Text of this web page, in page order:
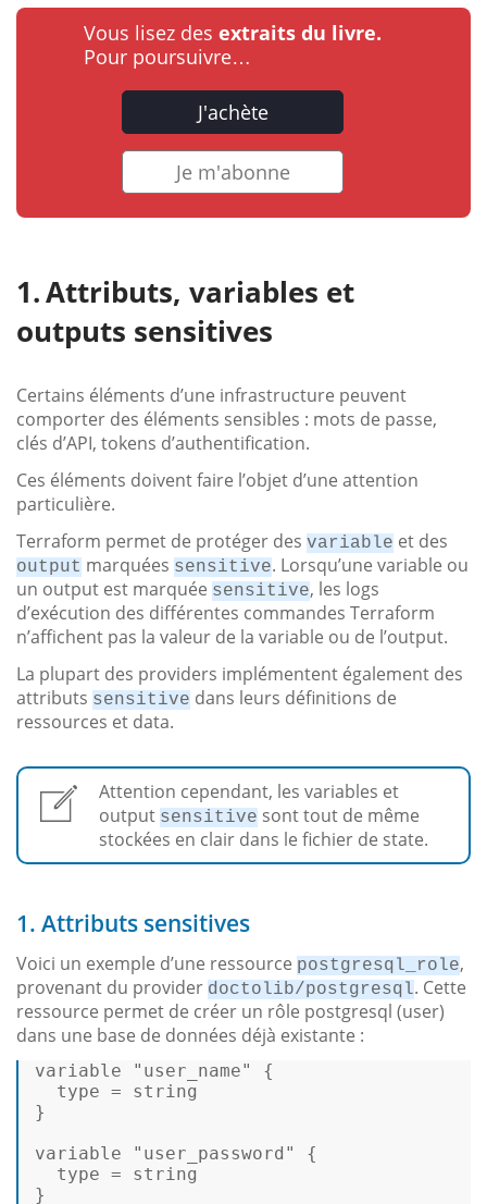
Vous lisez des extraits du livre.
Pour poursuivre…
J'achète
Je m'abonne
Attributs, variables et
outputs sensitives
Certains éléments d’une infrastructure peuvent
comporter des éléments sensibles : mots de passe,
clés d’API, tokens d’authentification.
Ces éléments doivent faire l’objet d’une attention
particulière.
Terraform permet de protéger des variable et des
output marquées sensitive. Lorsqu’une variable ou
un output est marquée sensitive, les logs
d’exécution des différentes commandes Terraform
n’affichent pas la valeur de la variable ou de l’output.
La plupart des providers implémentent également des
attributs sensitive dans leurs définitions de
ressources et data.
Attention cependant, les variables et
output sensitive sont tout de même
stockées en clair dans le fichier de state.
1. Attributs sensitives
Voici un exemple d’une ressource postgresql_role,
provenant du provider doctolib/postgresql. Cette
ressource permet de créer un rôle postgresql (user)
dans une base de données déjà existante :
variable "user_name"
{
type = string
}
variable
"user_password"
{
type = string
}